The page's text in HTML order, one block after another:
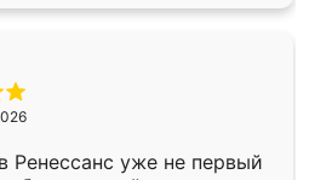
Ренессанс уже не первый